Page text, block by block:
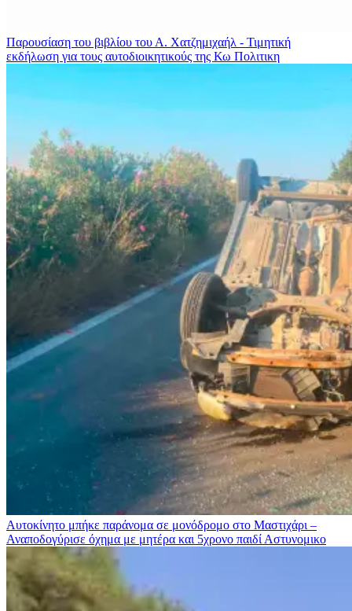
Παρουσίαση του βιβλίου του Α. Χατζημιχαήλ - Τιμητική
εκδήλωση για τους αυτοδιοικητικούς της Κω Πολιτικη
Αυτοκίνητο μπήκε παράνομα σε μονόδρομο στο Μαστιχάρι –
Αναποδογύρισε όχημα με μητέρα και 5χρονο παιδί Αστυνομικο